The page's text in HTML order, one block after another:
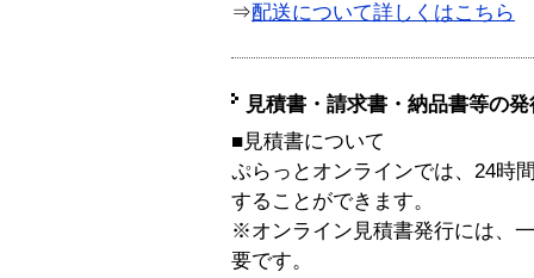
⇒配送について詳しくはこちら
見積書・請求書・納品書等の
■見積書について
ぷらっとオンラインでは、24時
することができます。
※オンライン見積書発行には、
要です。